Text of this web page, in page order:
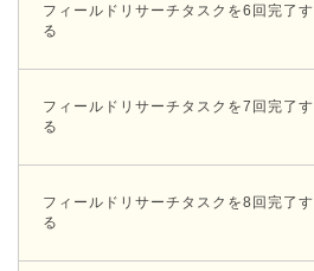
フィールドリサーチタスクを6回完了す
る
フィールドリサーチタスクを7回完了す
る
フィールドリサーチタスクを8回完了す
る